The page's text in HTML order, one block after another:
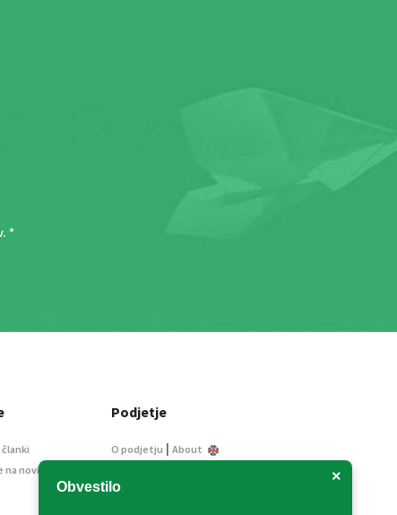
. *
×
Obvestilo
na novice
Podjetje
O podjetju | About
Informacije javnega